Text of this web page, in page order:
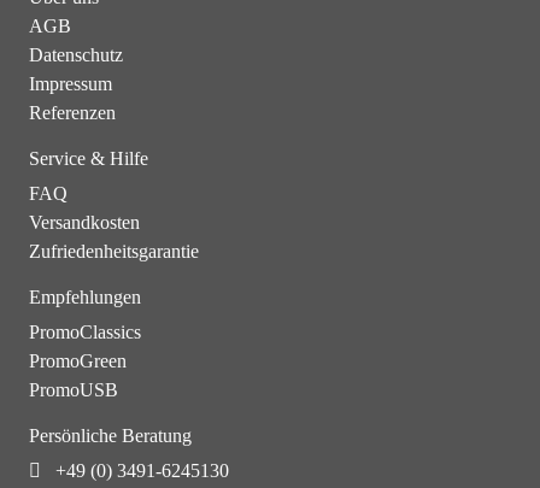
AGB
Datenschutz
Impressum
Referenzen
Service & Hilfe
FAQ
Versandkosten
Zufriedenheitsgarantie
Empfehlungen
PromoClassics
PromoGreen
PromoUSB
Persönliche Beratung
+49 (0) 3491-6245130